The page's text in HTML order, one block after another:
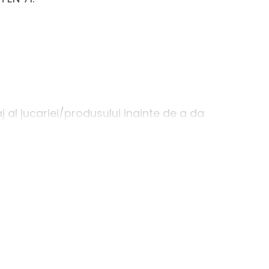
al jucariei/produsului inainte de a da
Pastrati instructiunile si etichetele
ridicate si umiditate. Jucaria/produsul